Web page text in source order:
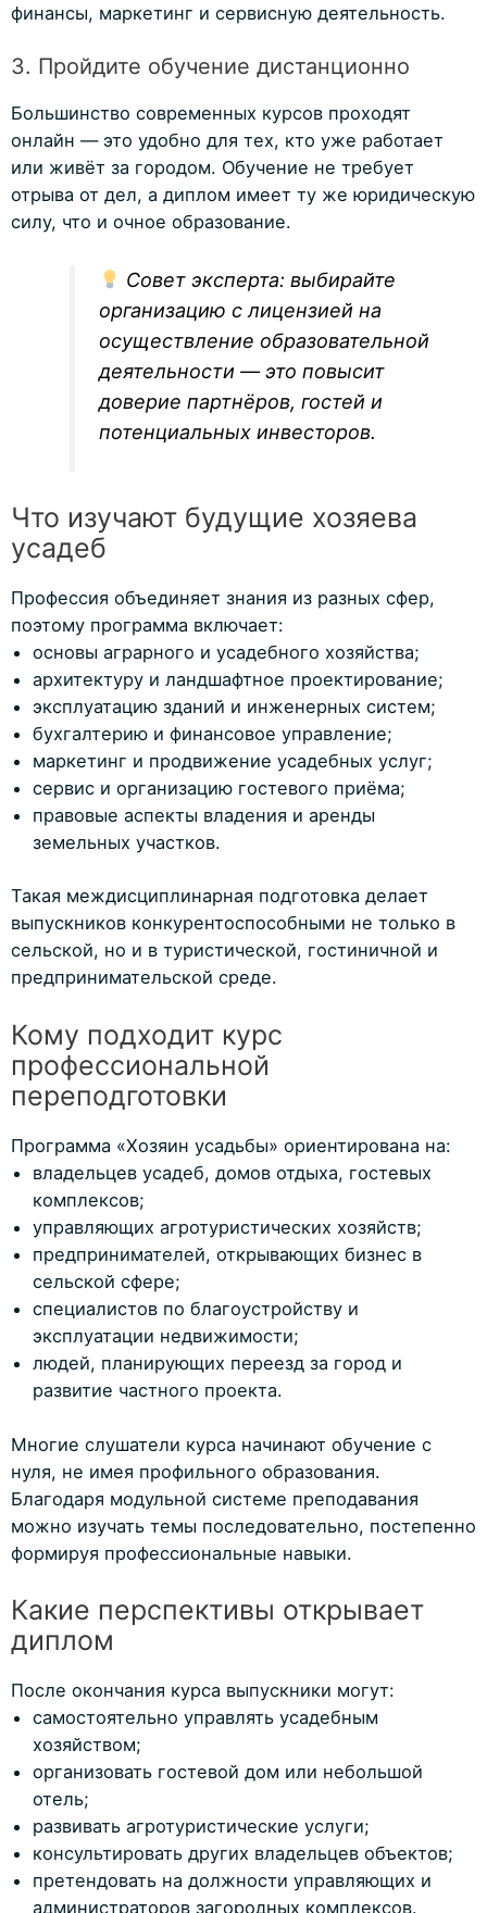
финансы, маркетинг и сервисную деятельность.
3. Пройдите обучение дистанционно
Большинство современных курсов проходят
онлайн — это удобно для тех, кто уже работает
или живёт за городом. Обучение не требует
отрыва от дел, а диплом имеет ту же юридическую
силу, что и очное образование.
Совет эксперта: выбирайте
организацию с лицензией на
осуществление образовательной
деятельности — это повысит
доверие партнёров, гостей и
потенциальных инвесторов.
Что изучают будущие хозяева
усадеб
Профессия объединяет знания из разных сфер,
поэтому программа включает:
основы аграрного и усадебного хозяйства;
архитектуру и ландшафтное проектирование;
эксплуатацию зданий и инженерных систем;
бухгалтерию и финансовое управление;
маркетинг и продвижение усадебных услуг;
сервис и организацию гостевого приёма;
правовые аспекты владения и аренды
земельных участков.
Такая междисциплинарная подготовка делает
выпускников конкурентоспособными не только в
сельской, но и в туристической, гостиничной и
предпринимательской среде.
Кому подходит курс
профессиональной
переподготовки
Программа «Хозяин усадьбы» ориентирована на:
владельцев усадеб, домов отдыха, гостевых
комплексов;
управляющих агротуристических хозяйств;
предпринимателей, открывающих бизнес в
сельской сфере;
специалистов по благоустройству и
эксплуатации недвижимости;
людей, планирующих переезд за город и
развитие частного проекта.
Многие слушатели курса начинают обучение с
нуля, не имея профильного образования.
Благодаря модульной системе преподавания
можно изучать темы последовательно, постепенно
формируя профессиональные навыки.
Какие перспективы открывает
диплом
После окончания курса выпускники могут:
самостоятельно управлять усадебным
хозяйством;
организовать гостевой дом или небольшой
отель;
развивать агротуристические услуги;
консультировать других владельцев объектов;
претендовать на должности управляющих и
администраторов загородных комплексов.